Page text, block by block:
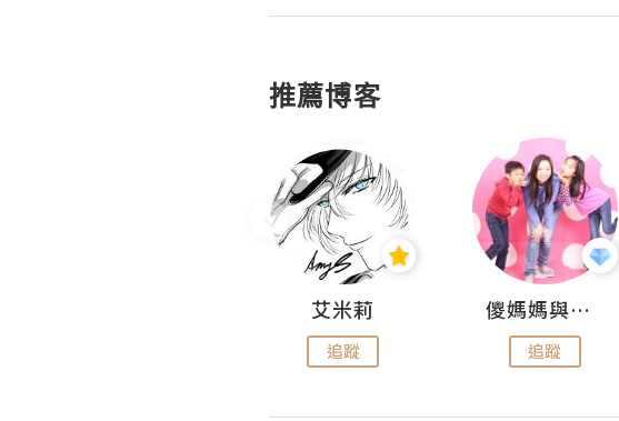
推薦博客
艾米莉
追蹤
儍媽媽與兩隻小魔怪之家
追蹤